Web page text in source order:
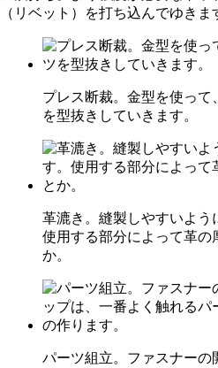
プレス断裁。金型を使っ
を型抜きしていきます。
革漉き。縫製しやすいよう
使用する部分によって革の
か。
パーツ組立。ファスナーの